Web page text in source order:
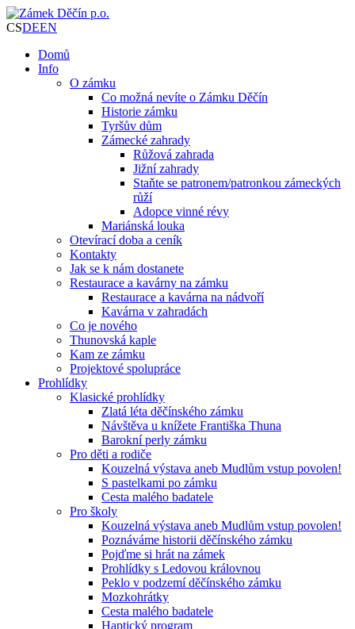
CSDEEN
Domů
Info
O zámku
Co možná nevíte o Zámku Děčín
Historie zámku
Tyršův dům
Zámecké zahrady
Růžová zahrada
Jižní zahrady
Staňte se patronem/patronkou zámeckých
růží
Adopce vinné révy
Mariánská louka
Otevírací doba a ceník
Kontakty
Jak se k nám dostanete
Restaurace a kavárny na zámku
Restaurace a kavárna na nádvoří
Kavárna v zahradách
Co je nového
Thunovská kaple
Kam ze zámku
Projektové spolupráce
Prohlídky
Klasické prohlídky
Zlatá léta děčínského zámku
Návštěva u knížete Františka Thuna
Barokní perly zámku
Pro děti a rodiče
Kouzelná výstava aneb Mudlům vstup povolen!
S pastelkami po zámku
Cesta malého badatele
Pro školy
Kouzelná výstava aneb Mudlům vstup povolen!
Poznáváme historii děčínského zámku
Pojďme si hrát na zámek
Prohlídky s Ledovou královnou
Peklo v podzemí děčínského zámku
Mozkohrátky
Cesta malého badatele
Haptický program